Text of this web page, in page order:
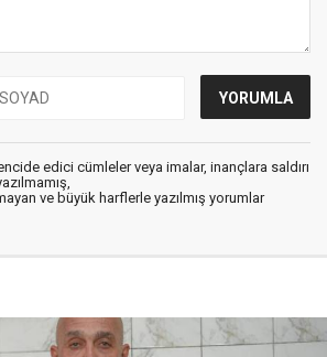
edici cümleler veya imalar, inançlara saldırı
ve büyük harflerle yazılmış yorumlar